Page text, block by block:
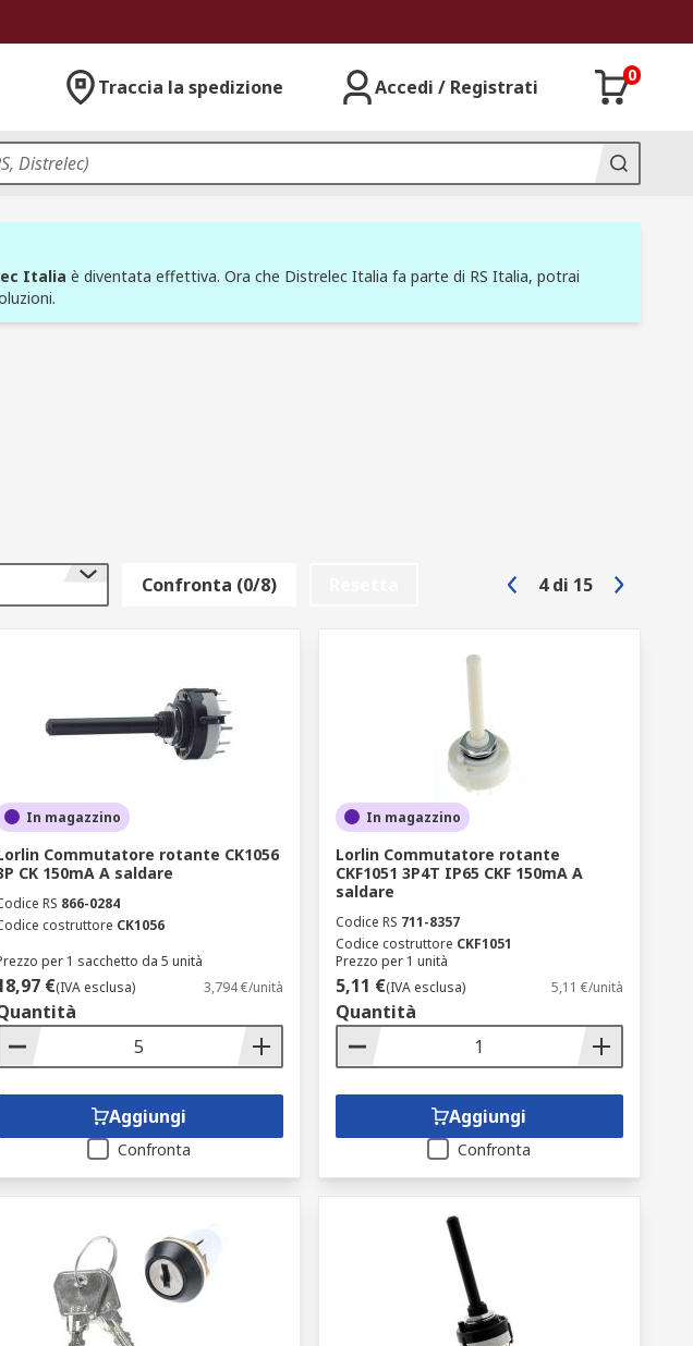
Traccia la spedizione Accedi / Registrati
0
Italia è diventata effettiva. Ora che Distrelec Italia fa parte di RS Italia, potrai
Confronta (0/8) 4 di 15
In magazzino
Commutatore rotante CK1056
CK 150mA A saldare
RS 866-0284
costruttore CK1056
per 1 sacchetto da 5 unità
€(IVA esclusa) 3,794 €/unità
Aggiungi
Confronta
In magazzino
Lorlin Commutatore rotante
CKF1051 3P4T IP65 CKF 150mA A
saldare
Codice RS 711-8357
Codice costruttore CKF1051
Prezzo per 1 unità
5,11 €(IVA esclusa) 5,11 €/unità
Quantità
Aggiungi
Confronta